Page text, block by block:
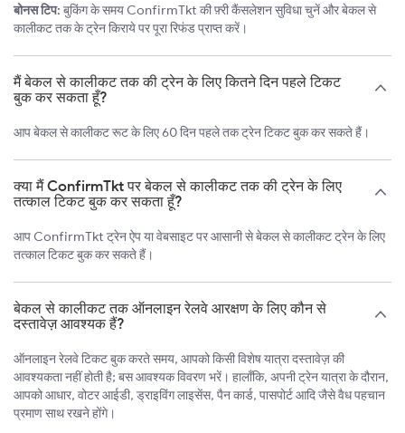
बोनस टिप: बुकिंग के समय ConfirmTkt की फ़्री कैंसलेशन सुविधा चुनें और बेकल से
कालीकट तक के ट्रेन किराये पर पूरा रिफंड प्राप्त करें।
मैं बेकल से कालीकट तक की ट्रेन के लिए कितने दिन पहले टिकट
बुक कर सकता हूँ?
आप बेकल से कालीकट रूट के लिए 60 दिन पहले तक ट्रेन टिकट बुक कर सकते हैं।
क्या मैं ConfirmTkt पर बेकल से कालीकट तक की ट्रेन के लिए
तत्काल टिकट बुक कर सकता हूँ?
आप ConfirmTkt ट्रेन ऐप या वेबसाइट पर आसानी से बेकल से कालीकट ट्रेन के लिए
तत्काल टिकट बुक कर सकते हैं।
बेकल से कालीकट तक ऑनलाइन रेलवे आरक्षण के लिए कौन से
दस्तावेज़ आवश्यक हैं?
ऑनलाइन रेलवे टिकट बुक करते समय, आपको किसी विशेष यात्रा दस्तावेज़ की
आवश्यकता नहीं होती है; बस आवश्यक विवरण भरें। हालाँकि, अपनी ट्रेन यात्रा के दौरान,
आपको आधार, वोटर आईडी, ड्राइविंग लाइसेंस, पैन कार्ड, पासपोर्ट आदि जैसे वैध पहचान
प्रमाण साथ रखने होंगे।